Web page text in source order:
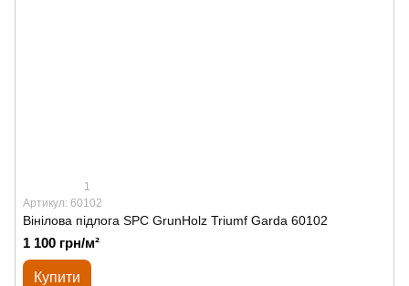
1
Артикул: 60102
Вінілова підлога SPС GrunHolz Triumf Garda 60102
1 100 грн/м²
Купити